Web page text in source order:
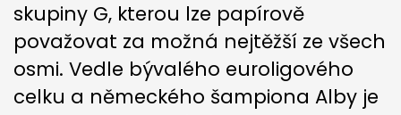
skupiny G, kterou lze papírově
považovat za možná nejtěžší ze všech
osmi. Vedle bývalého euroligového
celku a německého šampiona Alby je